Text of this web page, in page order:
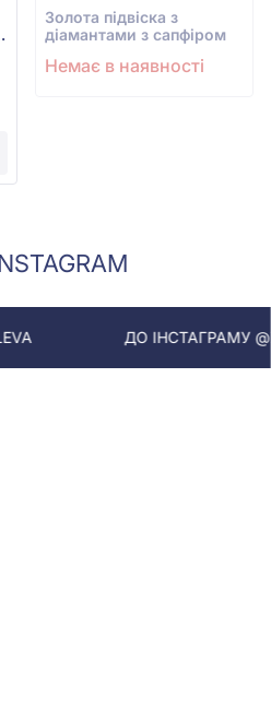
Золота підвіска з
діамантами з сапфіром
Немає в наявності
ДО ІНСТАГРАМУ